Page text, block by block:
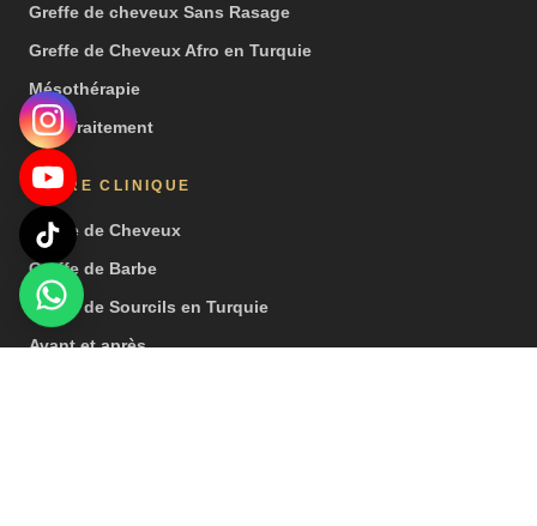
Greffe de cheveux Sans Rasage
Greffe de Cheveux Afro en Turquie
Mésothérapie
PRP Traitement
NOTRE CLINIQUE
Greffe de Cheveux
Greffe de Barbe
Greffe de Sourcils en Turquie
Avant et après